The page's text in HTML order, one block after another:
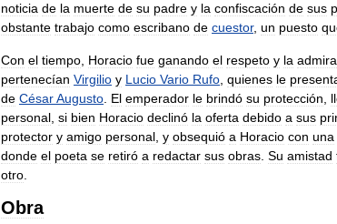
noticia de la muerte de su padre y la confiscación de sus
obstante trabajo como escribano de cuestor, un puesto
Con el tiempo Horacio fue ganando el respeto y la
pertenecían Virgilio y Lucio Vario Rufo quienes le
de CésarAugusto El emperador le brindó su protección
personal si bien Horacio declinó la oferta debido a sus
protector y amigo personal y obsequió a Horacio con una
donde el poeta se retiró a redactar sus obras Su amistad
otro
Obra